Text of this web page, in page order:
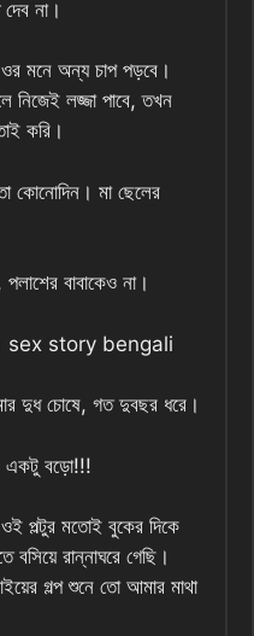
না।
ওর মনে অন্য চাপ পড়বে।
লজ্জা পাবে, তখন
করি।
কোনোদিন। মা ছেলের
বাবাকেও না।
sex story bengali
দুধ চোষে, গত দুবছর ধরে।
একটু বড়ো!!!
পল্টুর মতোই বুকের দিকে
রান্নাঘরে গেছি।
গল্প শুনে তো আমার মাথা